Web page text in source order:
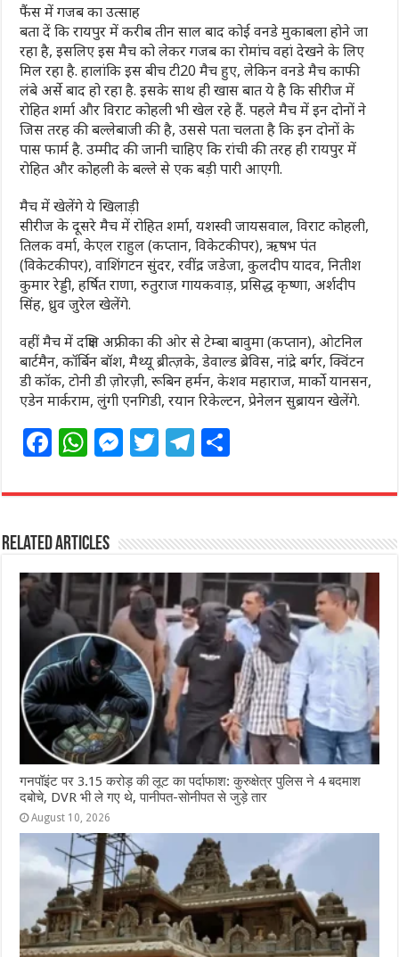
फैंस में गजब का उत्साह
बता दें कि रायपुर में करीब तीन साल बाद कोई वनडे मुकाबला होने जा
रहा है, इसलिए इस मैच को लेकर गजब का रोमांच वहां देखने के लिए
मिल रहा है. हालांकि इस बीच टी20 मैच हुए, लेकिन वनडे मैच काफी
लंबे अर्से बाद हो रहा है. इसके साथ ही खास बात ये है कि सीरीज में
रोहित शर्मा और विराट कोहली भी खेल रहे हैं. पहले मैच में इन दोनों ने
जिस तरह की बल्लेबाजी की है, उससे पता चलता है कि इन दोनों के
पास फार्म है. उम्मीद की जानी चाहिए कि रांची की तरह ही रायपुर में
रोहित और कोहली के बल्ले से एक बड़ी पारी आएगी.
मैच में खेलेंगे ये खिलाड़ी
सीरीज के दूसरे मैच में रोहित शर्मा, यशस्वी जायसवाल, विराट कोहली,
तिलक वर्मा, केएल राहुल (कप्तान, विकेटकीपर), ऋषभ पंत
(विकेटकीपर), वाशिंगटन सुंदर, रवींद्र जडेजा, कुलदीप यादव, नितीश
कुमार रेड्डी, हर्षित राणा, रुतुराज गायकवाड़, प्रसिद्ध कृष्णा, अर्शदीप
सिंह, ध्रुव जुरेल खेलेंगे.
वहीं मैच में दक्षिण अफ्रीका की ओर से टेम्बा बावुमा (कप्तान), ओटनिल
बार्टमैन, कॉर्बिन बॉश, मैथ्यू ब्रीत्ज़के, डेवाल्ड ब्रेविस, नांद्रे बर्गर, क्विंटन
डी कॉक, टोनी डी ज़ोरज़ी, रूबिन हर्मन, केशव महाराज, मार्को यानसन,
एडेन मार्कराम, लुंगी एनगिडी, रयान रिकेल्टन, प्रेनेलन सुब्रायन खेलेंगे.
F
c
e
b
o
o
k
W
at
s
A
p
p
M
ss
n
g
e
r
T
itt
r
T
e
ra
m
ar
Related Articles
गनपॉइंट पर 3.15 करोड़ की लूट का पर्दाफाश: कुरुक्षेत्र पुलिस ने 4 बदमाश
दबोचे, DVR भी ले गए थे, पानीपत-सोनीपत से जुड़े तार
August 10, 2026